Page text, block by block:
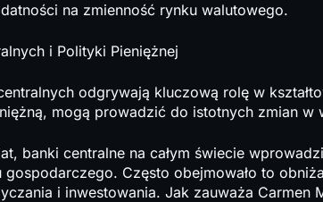
na zmienność rynku walutowego.
i Polityki Pieniężnej
odgrywają kluczową rolę w
mogą prowadzić do istotnych zmian w
banki centralne na całym świecie
gospodarczego. Często obejmowało to
i inwestowania. Jak zauważa Carmen